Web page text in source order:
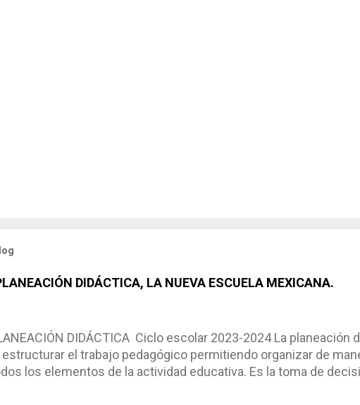
DIDÁCTICA, LA NUEVA ESCUELA MEXICANA.
DIDÁCTICA Ciclo escolar 2023-2024 La planeación
estructurar el trabajo pedagógico permitiendo organizar de
los elementos de la actividad educativa. Es la toma de